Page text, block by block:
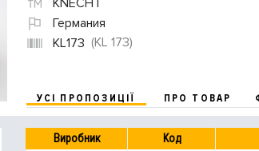
KNECHT
Германия
KL173 (KL 173)
УСІ ПРОПОЗИЦІЇ ПРО ТОВАР
Виробник Код